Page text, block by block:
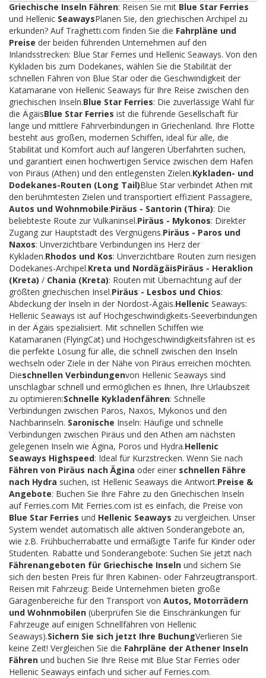
Griechische Inseln Fähren: Reisen Sie mit Blue Star Ferries
und Hellenic SeawaysPlanen Sie, den griechischen Archipel zu
erkunden? Auf Traghetti.com finden Sie die Fahrpläne und
Preise der beiden führenden Unternehmen auf den
Inlandsstrecken: Blue Star Ferries und Hellenic Seaways. Von den
Kykladen bis zum Dodekanes, wählen Sie die Stabilität der
schnellen Fähren von Blue Star oder die Geschwindigkeit der
Katamarane von Hellenic Seaways für Ihre Reise zwischen den
griechischen Inseln.Blue Star Ferries: Die zuverlässige Wahl für
die ÄgäisBlue Star Ferries ist die führende Gesellschaft für
lange und mittlere Fährverbindungen in Griechenland. Ihre Flotte
besteht aus großen, modernen Schiffen, ideal für alle, die
Stabilität und Komfort auch auf längeren Überfahrten suchen,
und garantiert einen hochwertigen Service zwischen dem Hafen
von Piräus (Athen) und den entlegensten Zielen.Kykladen- und
Dodekanes-Routen (Long Tail)Blue Star verbindet Athen mit
den berühmtesten Zielen und transportiert effizient Passagiere,
Autos und Wohnmobile:Piräus - Santorin (Thira): Die
beliebteste Route zur Vulkaninsel.Piräus - Mykonos: Direkter
Zugang zur Hauptstadt des Vergnügens.Piräus - Paros und
Naxos: Unverzichtbare Verbindungen ins Herz der
Kykladen.Rhodos und Kos: Unverzichtbare Routen zum riesigen
Dodekanes-Archipel.Kreta und NordägäisPiräus - Heraklion
(Kreta) / Chania (Kreta): Routen mit Übernachtung auf der
größten griechischen Insel.Piräus - Lesbos und Chios:
Abdeckung der Inseln in der Nordost-Ägäis.Hellenic Seaways:
Hellenic Seaways ist auf Hochgeschwindigkeits-Seeverbindungen
in der Ägäis spezialisiert. Mit schnellen Schiffen wie
Katamaranen (FlyingCat) und Hochgeschwindigkeitsfähren ist es
die perfekte Lösung für alle, die schnell zwischen den Inseln
wechseln oder Ziele in der Nähe von Piräus erreichen möchten.
Dieschnellen Verbindungenvon Hellenic Seaways sind
unschlagbar schnell und ermöglichen es Ihnen, Ihre Urlaubszeit
zu optimieren:Schnelle Kykladenfähren: Schnelle
Verbindungen zwischen Paros, Naxos, Mykonos und den
Nachbarinseln. Saronische Inseln: Häufige und schnelle
Verbindungen zwischen Piräus und den Athen am nächsten
gelegenen Inseln wie Ägina, Poros und Hydra.Hellenic
Seaways Highspeed: Ideal für Kurzstrecken. Wenn Sie nach
Fähren von Piräus nach Ägina oder einer schnellen Fähre
nach Hydra suchen, ist Hellenic Seaways die Antwort.Preise &
Angebote: Buchen Sie Ihre Fähre zu den Griechischen Inseln
auf Ferries.com Mit Ferries.com ist es einfach, die Preise von
Blue Star Ferries und Hellenic Seaways zu vergleichen. Unser
System wendet automatisch alle aktiven Sonderangebote an,
wie z.B. Frühbucherrabatte und ermäßigte Tarife für Kinder oder
Studenten. Rabatte und Sonderangebote: Suchen Sie jetzt nach
Fährenangeboten für Griechische Inseln und sichern Sie
sich den besten Preis für Ihren Kabinen- oder Fahrzeugtransport.
Reisen mit Fahrzeug: Beide Unternehmen bieten große
Garagenbereiche für den Transport von Autos, Motorrädern
und Wohnmobilen (überprüfen Sie die Einschränkungen für
Fahrzeuge auf einigen Schnellfähren von Hellenic
Seaways).Sichern Sie sich jetzt Ihre BuchungVerlieren Sie
keine Zeit! Vergleichen Sie die Fahrpläne der Athener Inseln
Fähren und buchen Sie Ihre Reise mit Blue Star Ferries oder
Hellenic Seaways einfach und sicher auf Ferries.com.